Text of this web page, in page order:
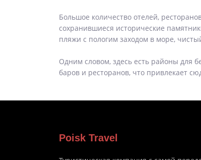
Большое количество отелей,
сохранившиеся исторические
пляжи с пологим заходом в море,
Одним словом, здесь есть районы для
баров и ресторанов, что привлекает
Poisk Travel